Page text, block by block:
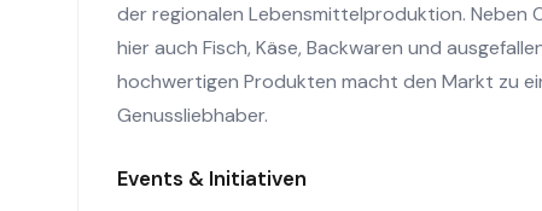
der regionalen Lebensmittelproduktion. Neben
hier auch Fisch, Käse, Backwaren und
hochwertigen Produkten macht den Markt zu
Genussliebhaber.
Events & Initiativen